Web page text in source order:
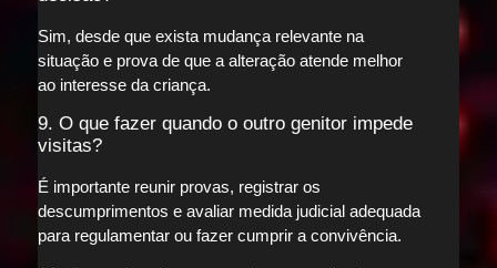
Sim, desde que exista mudança relevante na
situação e prova de que a alteração atende melhor
ao interesse da criança.
9. O que fazer quando o outro genitor impede
visitas?
É importante reunir provas, registrar os
descumprimentos e avaliar medida judicial adequada
para regulamentar ou fazer cumprir a convivência.